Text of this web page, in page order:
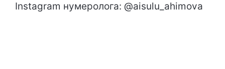
Instagram нумеролога: @aisulu_ahimova